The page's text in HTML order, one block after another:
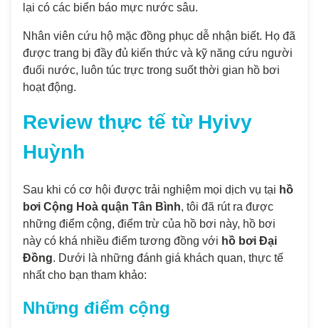
lại có các biển báo mực nước sâu.
Nhân viên cứu hộ mặc đồng phục dễ nhận biết. Họ đã
được trang bị đầy đủ kiến thức và kỹ năng cứu người
đuối nước, luôn túc trực trong suốt thời gian hồ bơi
hoạt động.
Review thực tế từ Hyivy
Huỳnh
Sau khi có cơ hội được trải nghiệm mọi dịch vụ tại hồ
bơi Cộng Hoà quận Tân Bình, tôi đã rút ra được
những điểm cộng, điểm trừ của hồ bơi này, hồ bơi
này có khá nhiều điểm tương đồng với hồ bơi Đại
Đồng. Dưới là những đánh giá khách quan, thực tế
nhất cho bạn tham khảo:
Những điểm cộng